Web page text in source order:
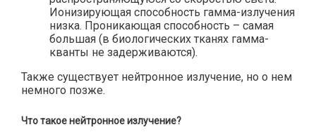
Ионизирующая способность гамма-излучения
низка. Проникающая способность – самая
большая (в биологических тканях гамма-
кванты не задерживаются).
Также существует нейтронное излучение, но о нем
немного позже.
Что такое нейтронное излучение?